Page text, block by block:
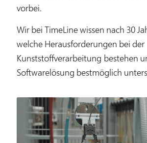
vorbei.
Wir bei TimeLine wissen nach 30
welche Herausforderungen bei der
Kunststoffverarbeitung bestehen
Softwarelösung bestmöglich